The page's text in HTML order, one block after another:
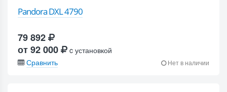
Pandora DXL 4790
79 892
от 92 000
c установкой
Сравнить
Нет в наличии